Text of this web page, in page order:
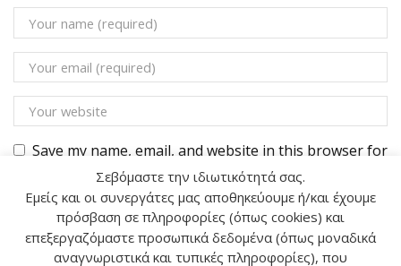
Save my name, email, and website in this browser for
the next time I comment.
Σεβόμαστε την ιδιωτικότητά σας.
Εμείς και οι συνεργάτες μας αποθηκεύουμε ή/και έχουμε
πρόσβαση σε πληροφορίες (όπως cookies) και
επεξεργαζόμαστε προσωπικά δεδομένα (όπως μοναδικά
αναγνωριστικά και τυπικές πληροφορίες), που